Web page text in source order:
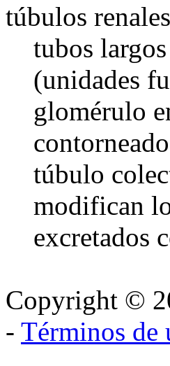
túbulos renales
tubos
(unidades
glomérulo
túbulo
modifican
excretados
Copyright ©
- Términos de